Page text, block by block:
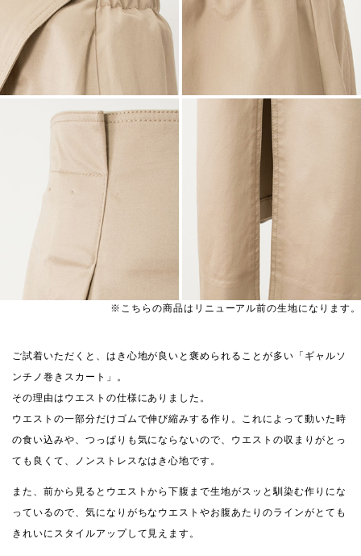
※こちらの商品はリニューアル前の生地になります。
ご試着いただくと、はき心地が良いと褒められることが多い「ギャルソ
ンチノ巻きスカート」。
その理由はウエストの仕様にありました。
ウエストの一部分だけゴムで伸び縮みする作り。これによって動いた時
の食い込みや、つっぱりも気にならないので、ウエストの収まりがとっ
ても良くて、ノンストレスなはき心地です。
また、前から見るとウエストから下腹まで生地がスッと馴染む作りにな
っているので、気になりがちなウエストやお腹あたりのラインがとても
きれいにスタイルアップして見えます。